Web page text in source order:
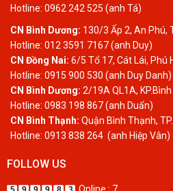
Hotline: 0962 242 525 (anh Tá)
CN Bình Dương: 130/3 Ấp 2, An Phú,
Hotline: 012 3591 7167 (anh Duy)
CN Đồng Nai: 6/5 Tổ 17, Cát Lái, Phú
Hotline: 0915 900 530 (anh Duy Danh)
CN Bình Dương: 2/19A QL1A,
Hotline: 0983 198 867 (anh Duẩn)
CN Bình Thạnh: Quận Bình Thạnh,
Hotline: 0913 838 264 (anh Hiệp Vân)
FOLLOW US